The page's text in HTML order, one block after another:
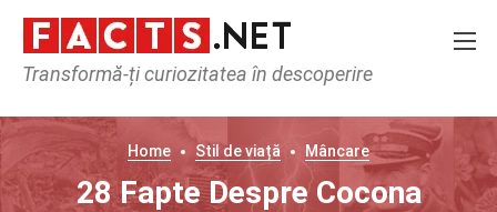
Transformă-ți curiozitatea în descoperire
Home Stil de viață Mâncare
28 Fapte Despre Cocona